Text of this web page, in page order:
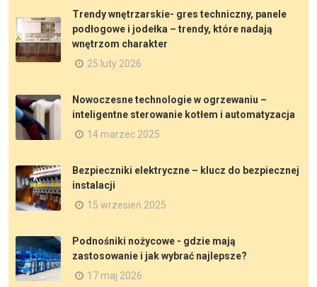
Trendy wnętrzarskie- gres techniczny, panele
podłogowe i jodełka – trendy, które nadają
wnętrzom charakter
25 luty 2026
Nowoczesne technologie w ogrzewaniu –
inteligentne sterowanie kotłem i automatyzacja
14 marzec 2025
Bezpieczniki elektryczne – klucz do bezpiecznej
instalacji
15 wrzesień 2025
Podnośniki nożycowe - gdzie mają
zastosowanie i jak wybrać najlepsze?
17 maj 2026